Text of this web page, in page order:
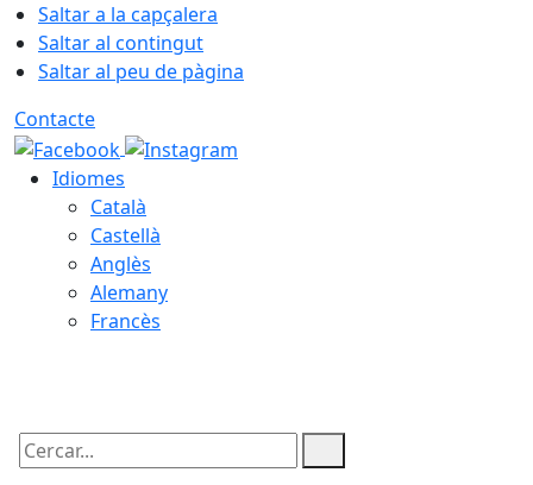
Saltar a la capçalera
Saltar al contingut
Saltar al peu de pàgina
Contacte
Idiomes
Català
Castellà
Anglès
Alemany
Francès
Cercar: